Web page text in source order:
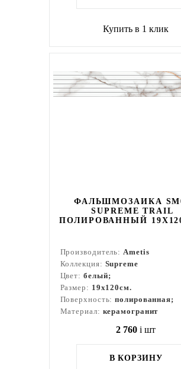
Купить в 1 клик
ФАЛЬШМОЗАИКА
SUPREME TRAIL
ПОЛИРОВАННЫЙ
Производитель:Ametis
Коллекция: Supreme
Цвет: белый;
Размер: 19x120см.
Поверхность:полированная;
Материал: керамогранит
2 760 i шт
В КОРЗИНУ